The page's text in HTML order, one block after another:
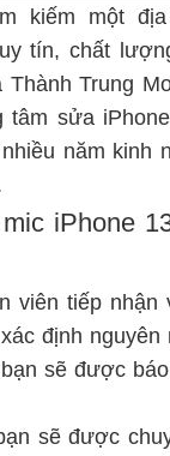
kiếm một
tín, chất
Thành Trung
tâm sửa
năm kinh
iPhone
viên tiếp nhận
định
sẽ được
sẽ được